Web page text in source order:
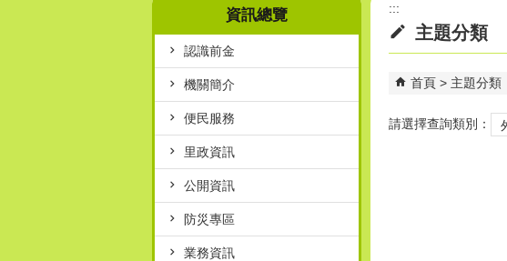
資訊總覽
認識前金
機關簡介
便民服務
里政資訊
公開資訊
防災專區
業務資訊
:::
主題分類
首頁 主題分類
請選擇查詢類別：